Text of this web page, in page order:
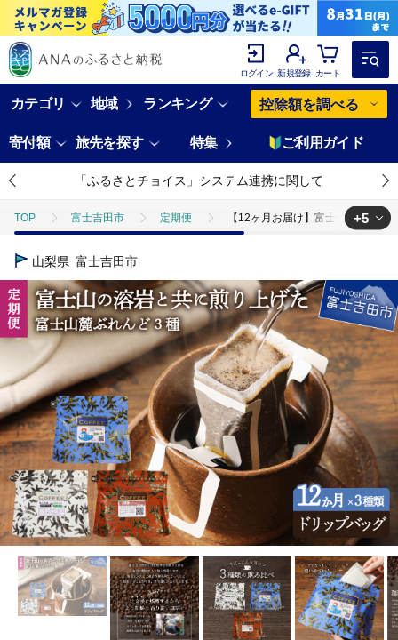
ログイン 新規登録 カート
カテゴリ 地域 ランキング 控除額を調べる
寄付額 旅先を探す 特集 ご利用ガイド
「ふるさとチョイス」システム連携に関して
TOP 富士吉田市 定期便 【12ヶ月お届け】富士山麓ぶれん
TOP
TOP 定期便 飲料(定期便) 【12ヶ月お届け】富士山麓ぶれ
TOP 飲料（酒以外） 【12ヶ月お届け】富士山麓ぶれんど ドリッ
飲料（酒以外） ソフトドリンク 【12ヶ月お届け】富
TOP 飲料（酒以外） ソフトドリンク コーヒー 【12
+5
山梨県 富士吉田市